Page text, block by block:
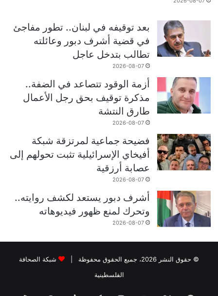
بعد توقيفه في لبنان.. تطور مفاجئ
في قضية أشرف دبور وعائلته
تطالب بتدخل عاجل
2026-08-07
أزمة الوقود تتصاعد في الضفة..
مذكرة توقيف بحق رجل الأعمال
طارق النتشة
2026-08-07
فضيحة جماعية لمرتزقة شبكة
أفيخاي الإسرائيلية تثبت تحولهم إلى
عصابة أرزقية
2026-08-07
أشرف دبور يستعد لكشف روايته..
وتحرك لمنع ظهور فيديوهاته
2026-08-07
© حقوق النشر 2026، جميع الحقوق محفوظة |
شبكة الصحافة
الفلسطينية